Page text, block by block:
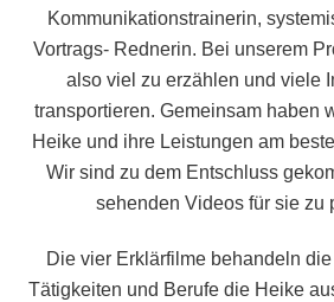
Kommunikationstrainerin,
Vortrags- Rednerin. Bei unserem
also viel zu erzählen und viele
transportieren. Gemeinsam haben
Heike und ihre Leistungen am
Wir sind zu dem Entschluss
sehenden Videos für sie zu
Die vier Erklärfilme behandeln
Tätigkeiten und Berufe die Heike